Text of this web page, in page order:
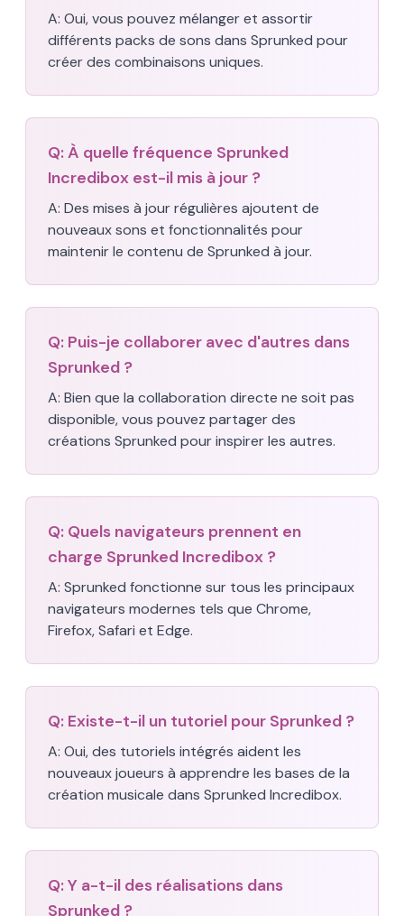
A: Oui, vous pouvez mélanger et assortir
différents packs de sons dans Sprunked pour
créer des combinaisons uniques.
Q:À quelle fréquence Sprunked
Incredibox est-il mis à jour ?
A: Des mises à jour régulières ajoutent de
nouveaux sons et fonctionnalités pour
maintenir le contenu de Sprunked à jour.
Q: Puis-je collaborer avec d'autres dans
Sprunked ?
A: Bien que la collaboration directe ne soit pas
disponible, vous pouvez partager des
créations Sprunked pour inspirer les autres.
Q: Quels navigateurs prennent en
charge Sprunked Incredibox ?
A: Sprunked fonctionne sur tous les principaux
navigateurs modernes tels que Chrome,
Firefox, Safari et Edge.
Q: Existe-t-il un tutoriel pour Sprunked ?
A: Oui, des tutoriels intégrés aident les
nouveaux joueurs à apprendre les bases de la
création musicale dans Sprunked Incredibox.
Q:Y a-t-il des réalisations dans
Sprunked ?